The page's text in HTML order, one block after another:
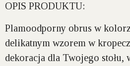
OPIS PRODUKTU:
Plamoodporny obrus w
delikatnym wzorem w
dekoracja dla Twojego